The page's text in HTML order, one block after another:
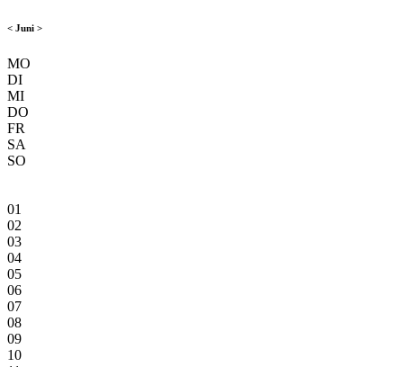
< Juni >
MO
DI
MI
DO
FR
SA
SO
01
02
03
04
05
06
07
08
09
10